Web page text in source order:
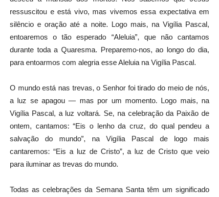
ressuscitou e está vivo, mas vivemos essa expectativa em
silêncio e oração até a noite. Logo mais, na Vigília Pascal,
entoaremos o tão esperado “Aleluia”, que não cantamos
durante toda a Quaresma. Preparemo-nos, ao longo do dia,
para entoarmos com alegria esse Aleluia na Vigília Pascal.
O mundo está nas trevas, o Senhor foi tirado do meio de nós,
a luz se apagou — mas por um momento. Logo mais, na
Vigília Pascal, a luz voltará. Se, na celebração da Paixão de
ontem, cantamos: “Eis o lenho da cruz, do qual pendeu a
salvação do mundo”, na Vigília Pascal de logo mais
cantaremos: “Eis a luz de Cristo”, a luz de Cristo que veio
para iluminar as trevas do mundo.
Todas as celebrações da Semana Santa têm um significado